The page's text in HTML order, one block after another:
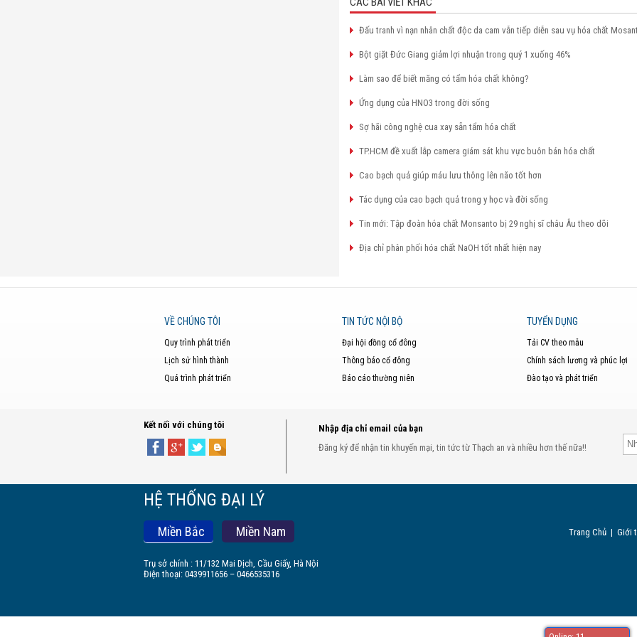
Đấu tranh vì nạn nhân chất độc da cam vẫn tiếp diễn sau vụ hóa chất
Bột giặt Đức Giang giảm lợi nhuận trong quý 1 xuống 46%
Làm sao để biết măng có tẩm hóa chất không?
Ứng dụng của HNO3 trong đời sống
Sợ hãi công nghệ cua xay sẵn tẩm hóa chất
TP.HCM đề xuất lắp camera giám sát khu vực buôn bán hóa chất
Cao bạch quả giúp máu lưu thông lên não tốt hơn
Tác dụng của cao bạch quả trong y học và đời sống
Tin mới: Tập đoàn hóa chất Monsanto bị 29 nghị sĩ châu Âu theo dõi
Địa chỉ phân phối hóa chất NaOH tốt nhất hiện nay
VỀ CHÚNG TÔI
Quy trình phát triển
Lịch sử hình thành
Quá trình phát triển
TIN TỨC NỘI BỘ
Đại hội đồng cổ đông
Thông báo cổ đông
Báo cáo thường niên
TUYỂN DỤNG
Tải CV theo mẫu
Chính sách lương và phúc lợi
Đào tạo và phát triển
Kết nối với chúng tôi
Nhập địa chỉ email của bạn
Đăng ký để nhận tin khuyến mại, tin tức từ Thạch an và nhiều hơn thế nữa!!
HỆ THỐNG ĐẠI LÝ
Miền Bắc Miền Nam
Trụ sở chính : 11/132 Mai Dịch, Cầu Giấy, Hà Nội
Điện thoại: 0439911656 – 0466535316
Trang Chủ | Giới